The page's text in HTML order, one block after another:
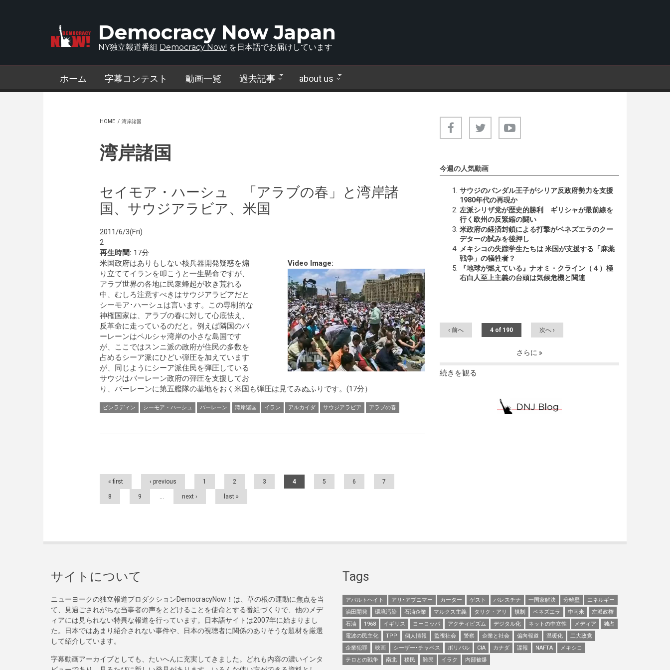
Democracy Now Japan
NY独立報道番組 Democracy Now! を日本語でお届けしています
ホーム 字幕コンテスト 動画一覧 過去記事 about us
HOME / 湾岸諸国
湾岸諸国
セイモア・ハーシュ 「アラブの春」と湾岸諸
国、サウジアラビア、米国
2011/6/3(Fri)
2
再生時間: 17分
Video Image:
米国政府はありもしない核兵器開発疑惑を煽
り立ててイランを叩こうと一生懸命ですが、
アラブ世界の各地に民衆蜂起が吹き荒れる
中、むしろ注意すべきはサウジアラビアだと
シーモア･ハーシュは言います。この専制的な
神権国家は、アラブの春に対して心底怯え、
反革命に走っているのだと。例えば隣国のバ
ーレーンはペルシャ湾岸の小さな島国です
が、ここではスンニ派の政府が住民の多数を
占めるシーア派にひどい弾圧を加えています
が、同じようにシーア派住民を弾圧している
サウジはバーレーン政府の弾圧を支援してお
り、バーレーンに第五艦隊の基地をおく米国も弾圧は見てみぬふりです。(17分）
ビンラディン シーモア・ハーシュ バーレーン 湾岸諸国 イラン アルカイダ サウジアラビア アラブの春
Pages
« first ‹ previous 1 2 3 4 5 6 7
8 9 … next › last »
今週の人気動画
サウジのバンダル王子がシリア反政府勢力を支援
1980年代の再現か
左派シリザ党が歴史的勝利 ギリシャが最前線を
行く欧州の反緊縮の闘い
米政府の経済封鎖による打撃がベネズエラのクー
デターの試みを後押し
メキシコの失踪学生たちは 米国が支援する「麻薬
戦争」の犠牲者？
『地球が燃えている』ナオミ・クライン（４）極
右白人至上主義の台頭は気候危機と関連
‹ 前へ 4 of 190 次へ ›
さらに
続きを観る
サイトについて
ニューヨークの独立報道プロダクションDemocracyNow！は、草の根の運動に焦点を当
て、見過ごされがちな当事者の声をとどけることを使命とする番組づくりで、他のメデ
ィアには見られない特異な報道を行っています。日本語サイトは2007年に始まりまし
た。日本ではあまり紹介されない事件や、日本の視聴者に関係のありそうな題材を厳選
して紹介しています。
字幕動画アーカイブとしても、たいへんに充実してきました。どれも内容の濃いインタ
Tags
アパルトヘイト アリ･アブニマー カーター ゲスト パレスチナ 一国家解決 分離壁
エネルギー
油田開発
環境汚染 石油企業 マルクス主義 タリク・アリ 規制 ベネズエラ 中南米
左派政権
石油
1968 イギリス ヨーロッパ アクティビズム デジタル化 ネットの中立性 メディア
独占
電波の民主化
TPP 個人情報 監視社会 警察 企業と社会 偏向報道 温暖化
二大政党
企業犯罪
映画 シーザー･チャベス ボリバル CIA カナダ 諜報 NAFTA
メキシコ
テロとの戦争
南北 移民 難民 イラク 内部被爆